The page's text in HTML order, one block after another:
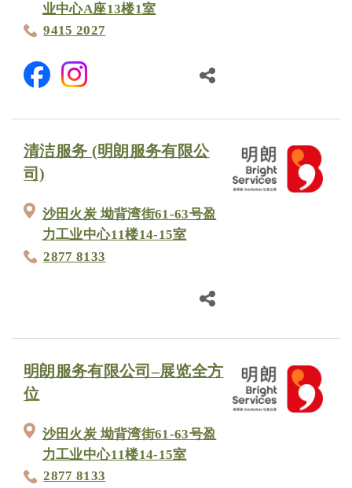
业中心A座13楼1室
9415 2027
清洁服务 (明朗服务有限公
司)
沙田火炭 坳背湾街61-63号盈
力工业中心11楼14-15室
2877 8133
明朗服务有限公司–展览全方
位
沙田火炭 坳背湾街61-63号盈
力工业中心11楼14-15室
2877 8133